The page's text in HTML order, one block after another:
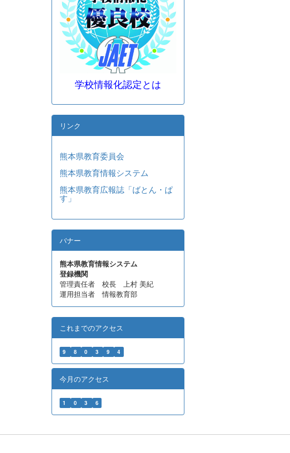
学校情報化認定とは
リンク
熊本県教育委員会
熊本県教育情報システム
熊本県教育広報誌「ばとん・ぱ
す」
バナー
熊本県教育情報システム
登録機関
管理責任者 校長 上村 美紀
運用担当者 情報教育部
これまでのアクセス
9 8 0 3 9 4
今月のアクセス
1 0 3 6